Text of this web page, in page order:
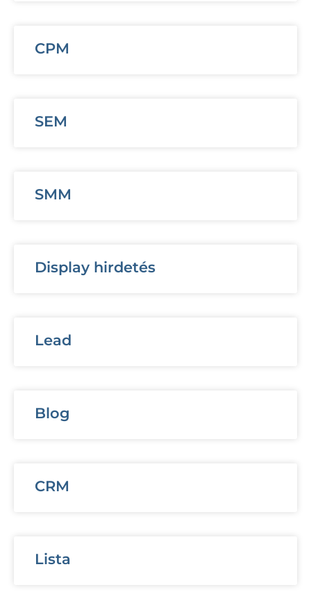
CPM
SEM
SMM
Display hirdetés
Lead
Blog
CRM
Lista